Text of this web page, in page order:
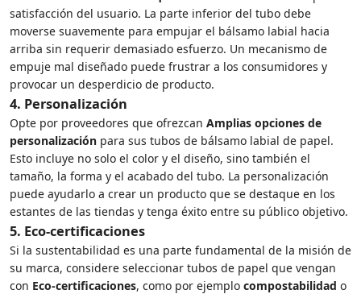
satisfacción del usuario. La parte inferior del tubo debe
moverse suavemente para empujar el bálsamo labial hacia
arriba sin requerir demasiado esfuerzo. Un mecanismo de
empuje mal diseñado puede frustrar a los consumidores y
provocar un desperdicio de producto.
4. Personalización
Opte por proveedores que ofrezcan Amplias opciones de
personalización para sus tubos de bálsamo labial de papel.
Esto incluye no solo el color y el diseño, sino también el
tamaño, la forma y el acabado del tubo. La personalización
puede ayudarlo a crear un producto que se destaque en los
estantes de las tiendas y tenga éxito entre su público objetivo.
5. Eco-certificaciones
Si la sustentabilidad es una parte fundamental de la misión de
su marca, considere seleccionar tubos de papel que vengan
con Eco-certificaciones, como por ejemplo compostabilidad o